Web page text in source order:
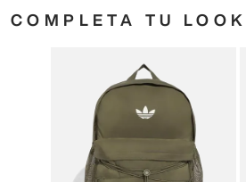
COMPLETA TU LOOK